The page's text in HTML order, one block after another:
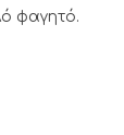
φαγητό.